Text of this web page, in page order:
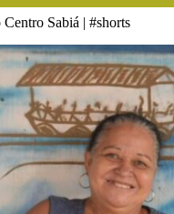
Centro Sabiá | #shorts